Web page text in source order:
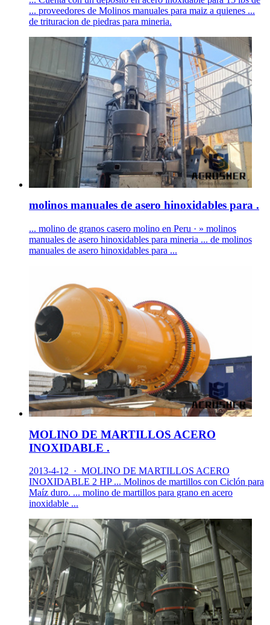
... proveedores de Molinos manuales para maiz a quienes ...
de trituracion de piedras para mineria.
molinos manuales de asero hinoxidables para .
... molino de granos casero molino en Peru · » molinos
manuales de asero hinoxidables para mineria ... de molinos
manuales de asero hinoxidables para ...
MOLINO DE MARTILLOS ACERO
INOXIDABLE .
2013-4-12 · MOLINO DE MARTILLOS ACERO
INOXIDABLE 2 HP ... Molinos de martillos con Ciclón para
Maíz duro. ... molino de martillos para grano en acero
inoxidable ...